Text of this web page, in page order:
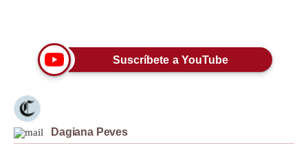
Viajes
Moda
Estilos
Suscríbete a YouTube
Dagiana Peves